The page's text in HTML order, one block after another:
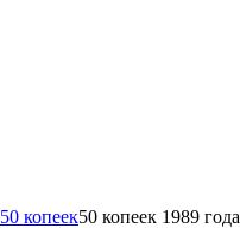
50 копеек50 копеек 1989 года